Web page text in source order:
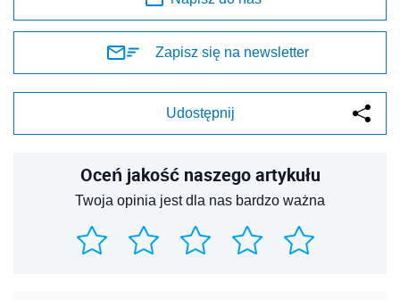
Zapisz się na newsletter
Udostępnij
Oceń jakość naszego artykułu
Twoja opinia jest dla nas bardzo ważna